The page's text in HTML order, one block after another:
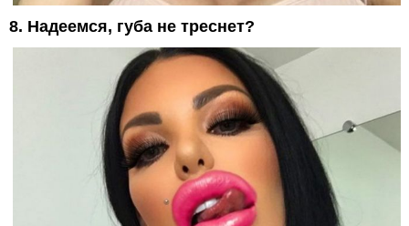
8. Надеемся, губа не треснет?